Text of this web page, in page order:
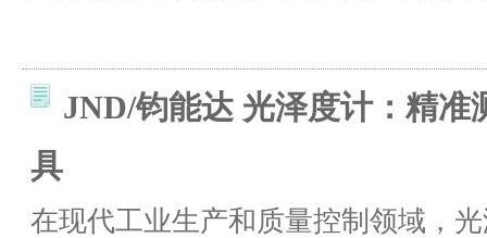
JND/钧能达 光泽度计：精准
具
在现代工业生产和质量控制领域，